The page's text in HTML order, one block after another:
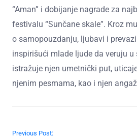
“Aman” i dobijanje nagrade za
festivalu “Sunčane skale”. Kroz
o samopouzdanju, ljubavi i
inspirišući mlade ljude da veruju u
istražuje njen umetnički put,
njenim pesmama, kao i njen
Post navigation
Previous Post: